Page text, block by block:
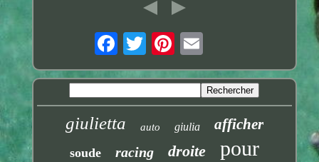
giulietta auto giulia afficher
soude racing droite pour